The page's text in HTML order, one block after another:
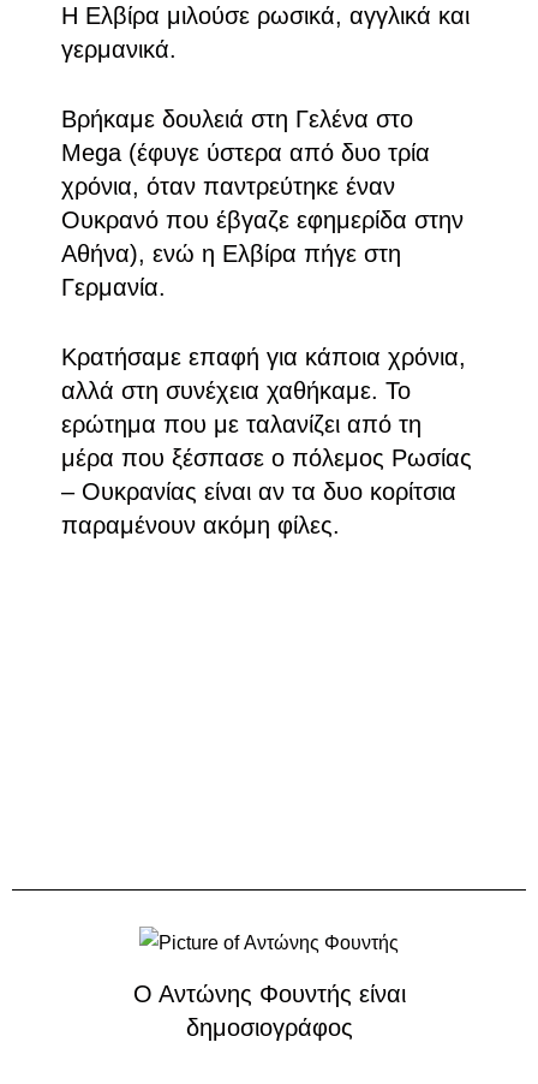
Η Ελβίρα μιλούσε ρωσικά, αγγλικά και
γερμανικά.
Βρήκαμε δουλειά στη Γελένα στο
Mega (έφυγε ύστερα από δυο τρία
χρόνια, όταν παντρεύτηκε έναν
Ουκρανό που έβγαζε εφημερίδα στην
Αθήνα), ενώ η Ελβίρα πήγε στη
Γερμανία.
Κρατήσαμε επαφή για κάποια χρόνια,
αλλά στη συνέχεια χαθήκαμε. Το
ερώτημα που με ταλανίζει από τη
μέρα που ξέσπασε ο πόλεμος Ρωσίας
– Ουκρανίας είναι αν τα δυο κορίτσια
παραμένουν ακόμη φίλες.
Ο Αντώνης Φουντής είναι
δημοσιογράφος